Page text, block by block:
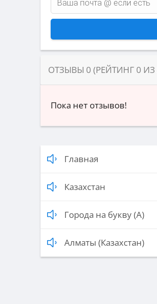
ОТЗЫВЫ 0 (РЕЙТИНГ 0 ИЗ
Пока нет отзывов!
Главная
Казахстан
Города на букву (А)
Алматы (Казахстан)